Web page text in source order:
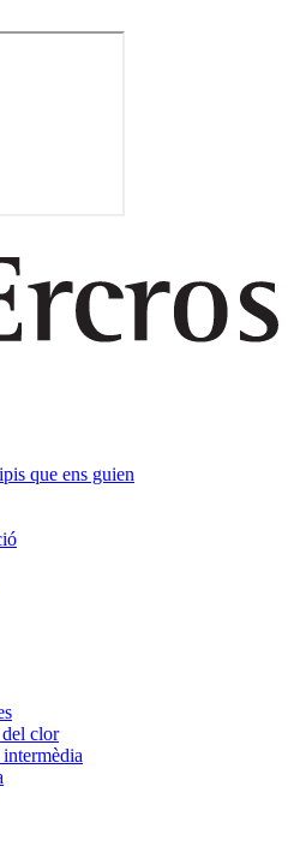
que ens guien
clor